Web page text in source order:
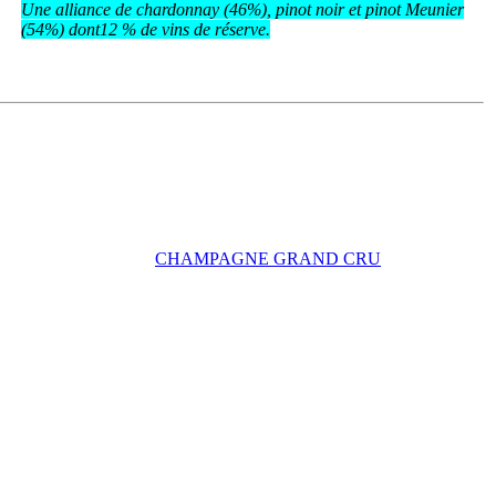
Une alliance de chardonnay (46%), pinot noir et pinot Meunier
(54%) dont12 % de vins de réserve.
CHAMPAGNE GRAND CRU